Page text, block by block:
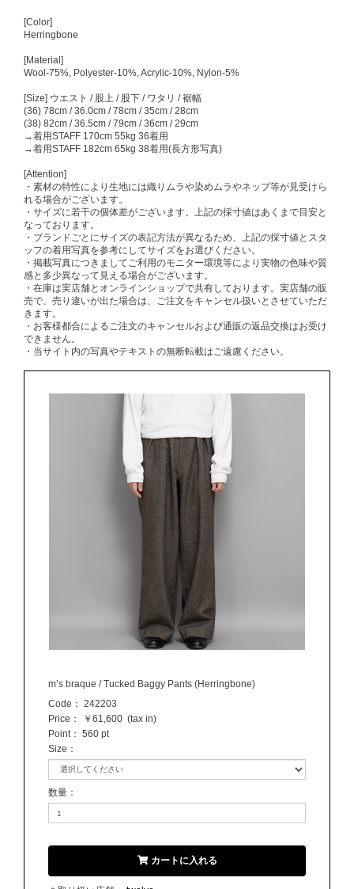
[Color]
Herringbone
[Material]
Wool-75%, Polyester-10%, Acrylic-10%, Nylon-5%
[Size] ウエスト / 股上 / 股下 / ワタリ / 裾幅
(36) 78cm / 36.0cm / 78cm / 35cm / 28cm
(38) 82cm / 36.5cm / 79cm / 36cm / 29cm
→着用STAFF 170cm 55kg 36着用
→着用STAFF 182cm 65kg 38着用(長方形写真)
[Attention]
・素材の特性により生地には織りムラや染めムラやネップ等が見受けら
れる場合がございます。
・サイズに若干の個体差がございます。上記の採寸値はあくまで目安と
なっております。
・ブランドごとにサイズの表記方法が異なるため、上記の採寸値とスタ
ッフの着用写真を参考にしてサイズをお選びください。
・掲載写真につきましてご利用のモニター環境等により実物の色味や質
感と多少異なって見える場合がございます。
・在庫は実店舗とオンラインショップで共有しております。実店舗の販
売で、売り違いが出た場合は、ご注文をキャンセル扱いとさせていただ
きます。
・お客様都合によるご注文のキャンセルおよび通販の返品交換はお受け
できません。
・当サイト内の写真やテキストの無断転載はご遠慮ください。
m’s braque / Tucked Baggy Pants (Herringbone)
Code： 242203
Price：
￥61,600 (tax in)
Point： 560 pt
Size ：
数量 ：
カートに入れる